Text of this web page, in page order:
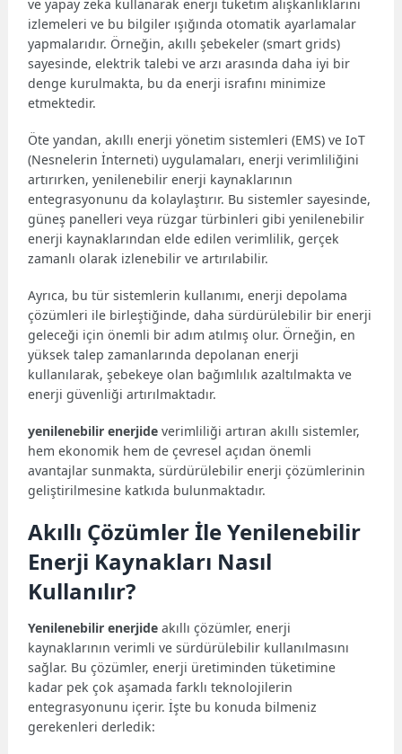
ve yapay zeka kullanarak enerji tüketim alışkanlıklarını
izlemeleri ve bu bilgiler ışığında otomatik ayarlamalar
yapmalarıdır. Örneğin, akıllı şebekeler (smart grids)
sayesinde, elektrik talebi ve arzı arasında daha iyi bir
denge kurulmakta, bu da enerji israfını minimize
etmektedir.
Öte yandan, akıllı enerji yönetim sistemleri (EMS) ve IoT
(Nesnelerin İnterneti) uygulamaları, enerji verimliliğini
artırırken, yenilenebilir enerji kaynaklarının
entegrasyonunu da kolaylaştırır. Bu sistemler sayesinde,
güneş panelleri veya rüzgar türbinleri gibi yenilenebilir
enerji kaynaklarından elde edilen verimlilik, gerçek
zamanlı olarak izlenebilir ve artırılabilir.
Ayrıca, bu tür sistemlerin kullanımı, enerji depolama
çözümleri ile birleştiğinde, daha sürdürülebilir bir enerji
geleceği için önemli bir adım atılmış olur. Örneğin, en
yüksek talep zamanlarında depolanan enerji
kullanılarak, şebekeye olan bağımlılık azaltılmakta ve
enerji güvenliği artırılmaktadır.
yenilenebilir enerjide verimliliği artıran akıllı sistemler,
hem ekonomik hem de çevresel açıdan önemli
avantajlar sunmakta, sürdürülebilir enerji çözümlerinin
geliştirilmesine katkıda bulunmaktadır.
Akıllı Çözümler İle Yenilenebilir
Enerji Kaynakları Nasıl
Kullanılır?
Yenilenebilir enerjide akıllı çözümler, enerji
kaynaklarının verimli ve sürdürülebilir kullanılmasını
sağlar. Bu çözümler, enerji üretiminden tüketimine
kadar pek çok aşamada farklı teknolojilerin
entegrasyonunu içerir. İşte bu konuda bilmeniz
gerekenleri derledik: